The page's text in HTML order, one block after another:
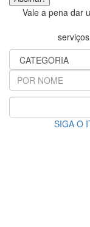
Vale a pena dar
SIGA O